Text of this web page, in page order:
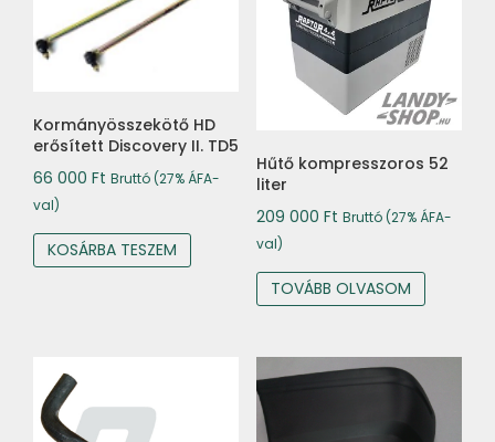
Kormányösszekötő HD
erősített Discovery II. TD5
66 000 Ft Bruttó (27% ÁFA-
val)
KOSÁRBA TESZEM
Hűtő kompresszoros 52
liter
209 000 Ft Bruttó (27% ÁFA-
val)
TOVÁBB OLVASOM